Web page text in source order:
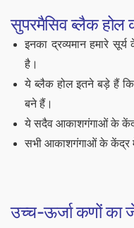
सुपरमैसिव ब्लैक होल
इनका द्रव्यमान हमारे
है।
ये ब्लैक होल इतने बड़े हैं
बने हैं।
ये सदैव आकाशगंगाओं के
सभी आकाशगंगाओं के केंद्र में
उच्च-ऊर्जा कणों का